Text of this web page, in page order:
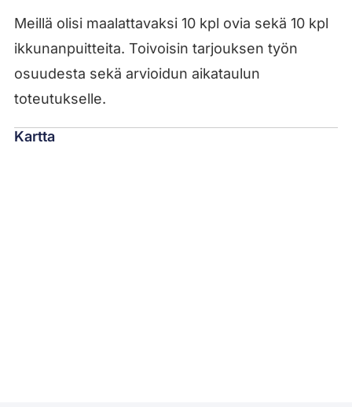
Meillä olisi maalattavaksi 10 kpl ovia sekä 10 kpl
ikkunanpuitteita. Toivoisin tarjouksen työn
osuudesta sekä arvioidun aikataulun
toteutukselle.
Kartta